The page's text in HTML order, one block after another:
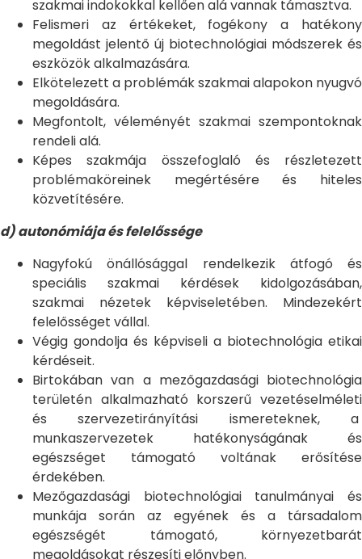
szakmai indokokkal kellően alá vannak támasztva.
Felismeri az értékeket, fogékony a hatékony
megoldást jelentő új biotechnológiai módszerek és
eszközök alkalmazására.
Elkötelezett a problémák szakmai alapokon nyugvó
megoldására.
Megfontolt, véleményét szakmai szempontoknak
rendeli alá.
Képes szakmája összefoglaló és részletezett
problémaköreinek megértésére és hiteles
közvetítésére.
d) autonómiája és felelőssége
Nagyfokú önállósággal rendelkezik átfogó és
speciális szakmai kérdések kidolgozásában,
szakmai nézetek képviseletében. Mindezekért
felelősséget vállal.
Végig gondolja és képviseli a biotechnológia etikai
kérdéseit.
Birtokában van a mezőgazdasági biotechnológia
területén alkalmazható korszerű vezetéselméleti
és szervezetirányítási ismereteknek, a
munkaszervezetek hatékonyságának és
egészséget támogató voltának erősítése
érdekében.
Mezőgazdasági biotechnológiai tanulmányai és
munkája során az egyének és a társadalom
egészségét támogató, környezetbarát
megoldásokat részesíti előnyben.